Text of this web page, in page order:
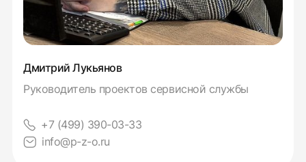
Дмитрий Лукьянов
Руководитель проектов сервисной службы
+7 (499) 390-03-33
info@p-z-o.ru